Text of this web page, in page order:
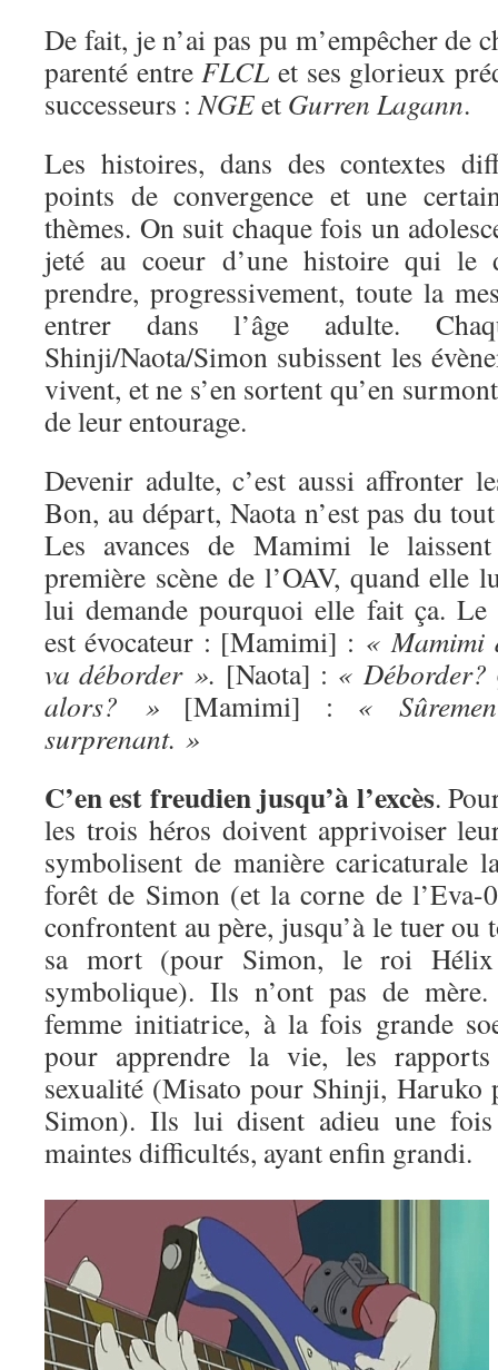
De fait, je n’ai pas pu m’empêcher de
parenté entreFLCL et ses glorieux
successeurs :NGEet Gurren Lagann.
Les histoires, dans des contextes
points de convergence et une
thèmes. On suit chaque fois un
jeté au coeur d’une histoire qui le
prendre, progressivement, toute la
entrer dans l’âge adulte.
Shinji/Naota/Simon subissent les
vivent, et ne s’en sortent qu’en
de leur entourage.
Devenir adulte, c’est aussi affronter
Bon, au départ, Naota n’est pas du
Les avances de Mamimi le
première scène de l’OAV, quand elle
lui demande pourquoi elle fait ça. Le
est évocateur : [Mamimi] : « Mamimi
va déborder ». [Naota] : « Déborder?
alors? » [Mamimi] : «
surprenant. »
C’en est freudien jusqu’à l’excès.
les trois héros doivent apprivoiser
symbolisent de manière caricaturale
forêt de Simon (et la corne de
confrontent au père, jusqu’à le tuer ou
sa mort (pour Simon, le roi
symbolique). Ils n’ont pas de
femme initiatrice, à la fois grande
pour apprendre la vie, les
sexualité (Misato pour Shinji, Haruko
Simon). Ils lui disent adieu une
maintes difficultés, ayant enfin grandi.